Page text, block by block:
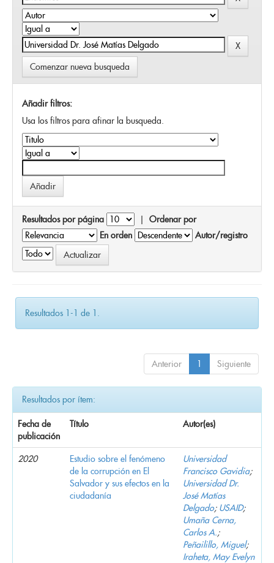
Comenzar nueva busqueda
Añadir filtros:
Usa los filtros para afinar la busqueda.
Resultados por página | Ordenar por
En orden
Autor/registro
Resultados 1-1 de 1.
Anterior 1 Siguiente
Resultados por ítem:
Fecha de
publicación
Título Autor(es)
2020
Estudio sobre el fenómeno
de la corrupción en El
Salvador y sus efectos en la
ciudadanía
Universidad
Francisco Gavidia;
Universidad Dr.
José Matías
Delgado; USAID;
Umaña Cerna,
Carlos A.;
Peñailillo, Miguel;
Iraheta, May Evelyn